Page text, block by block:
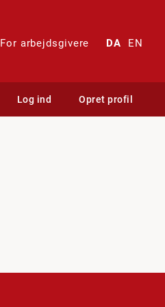
For arbejdsgivere DA EN
Log ind Opret profil